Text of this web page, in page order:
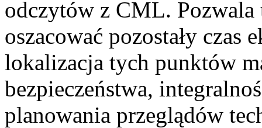
odczytów z CML.
oszacować pozostały czas
lokalizacja tych punktów
bezpieczeństwa,
planowania przeglądów